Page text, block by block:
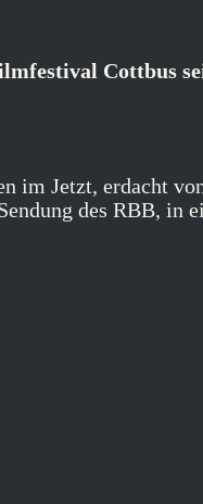
Cottbus
im Jetzt, erdacht
des RBB, in